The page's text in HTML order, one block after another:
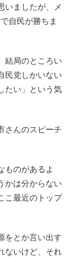
いましたが、メ
自民が勝ちま
結局のところい
民党しかいない
たい」という気
さんのスピーチ
ものがあるよ
かは分からない
こ最近のトップ
をとか言い出す
ないけど、それ